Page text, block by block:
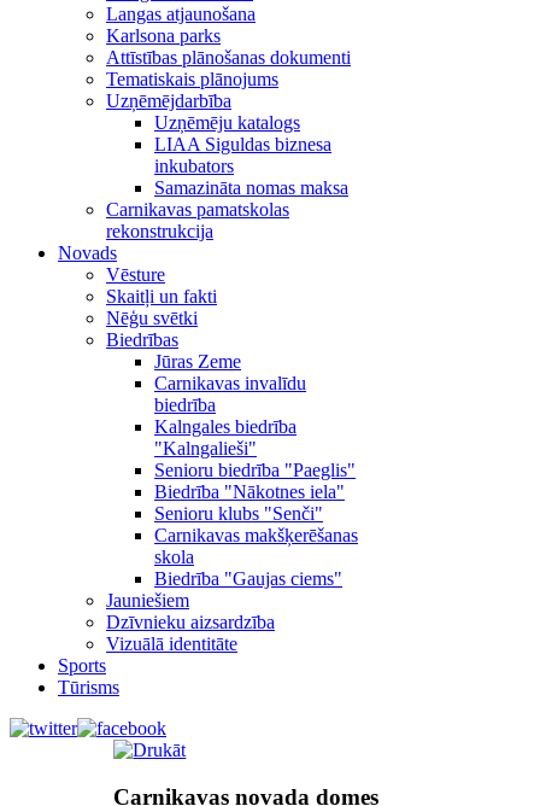
Langas atjaunošana
Karlsona parks
Attīstības plānošanas dokumenti
Tematiskais plānojums
Uzņēmējdarbība
Uzņēmēju katalogs
LIAA Siguldas biznesa
inkubators
Samazināta nomas maksa
Carnikavas pamatskolas
rekonstrukcija
Novads
Vēsture
Skaitļi un fakti
Nēģu svētki
Biedrības
Jūras Zeme
Carnikavas invalīdu
biedrība
Kalngales biedrība
"Kalngalieši"
Senioru biedrība "Paeglis"
Biedrība "Nākotnes iela"
Senioru klubs "Senči"
Carnikavas makšķerēšanas
skola
Biedrība "Gaujas ciems"
Jauniešiem
Dzīvnieku aizsardzība
Vizuālā identitāte
Sports
Tūrisms
Carnikavas novada domes